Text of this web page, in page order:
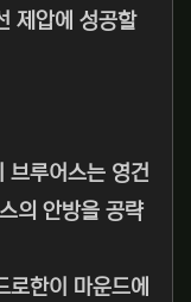
제압에 성공할
브루어스는 영건
의 안방을 공략
한이 마운드에